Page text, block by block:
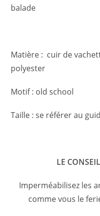
balade
Matière : cuir de
polyester
Motif : old school
Taille : se référer au
LE
Imperméabilisez les
comme vous le